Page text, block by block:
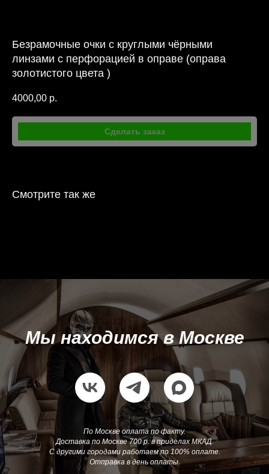
Безрамочные очки с круглыми чёрными
линзами с перфорацией в оправе (оправа
золотистого цвета )
4000,00 р.
Сделать заказ
Смотрите так же
Мы находимся в Москве
По Москве оплата по факту.
Доставка по Москве 700 р. в приделах МКАД.
С другими городами работаем по 100% оплате.
Отправка в день оплаты.